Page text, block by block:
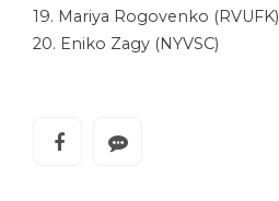
19. Mariya Rogovenko (RVUFK)
20. Eniko Zagy (NYVSC)